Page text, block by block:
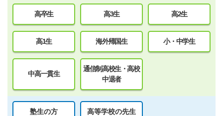
高卒生 高3生 高2生
高1生 海外帰国生 小・中学生
中高一貫生
通信制高校生・高校
中退者
塾生の方 高等学校の先生